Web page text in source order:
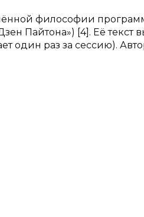
философии
Пайтона») [4]. Её текст
один раз за сессию).